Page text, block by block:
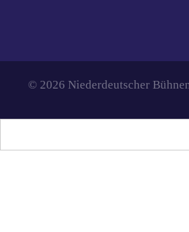
© 2026 Niederdeutscher